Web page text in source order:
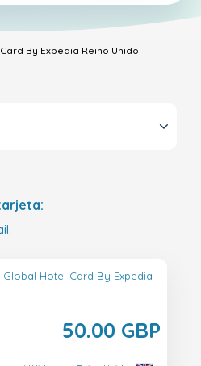
By Expedia Reino Unido
Hotel Card By Expedia
50.00 GBP